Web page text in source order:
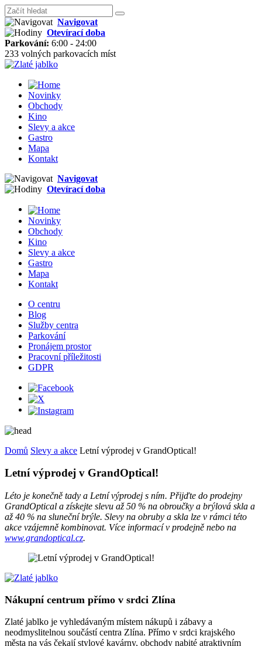
Navigovat
Otevírací doba
Parkování: 6:00 - 24:00
233 volných parkovacích míst
Novinky
Obchody
Kino
Slevy a akce
Gastro
Mapa
Kontakt
Navigovat
Otevírací doba
Novinky
Obchody
Kino
Slevy a akce
Gastro
Mapa
Kontakt
O centru
Blog
Služby centra
Parkování
Pronájem prostor
Pracovní příležitosti
GDPR
Domů Slevy a akce Letní výprodej v GrandOptical!
Letní výprodej v GrandOptical!
Léto je konečně tady a Letní výprodej s ním. Přijďte do prodejny
GrandOptical a získejte slevu až 50 % na obroučky a brýlová skla a
až 40 % na sluneční brýle. Slevy na obruby a skla lze v rámci této
akce vzájemně kombinovat. Více informací v prodejně nebo na
www.grandoptical.cz.
Nákupní centrum přímo v srdci Zlína
Zlaté jablko je vyhledávaným místem nákupů i zábavy a
neodmyslitelnou součástí centra Zlína. Přímo v srdci krajského
města na vás čekají stylové kavárny, obchody nabité atraktivním